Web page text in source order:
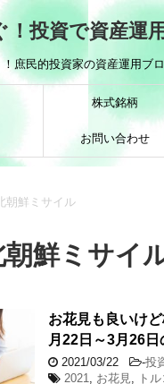
！投資で資産運
！庶民的投資家の資産運用ブ
株式銘柄
お問い合わせ
朝鮮ミサイル
朝鮮ミサイ
お花見も良いけ
月22日～3月26
2021/03/22 -投
2021, お花見, ト